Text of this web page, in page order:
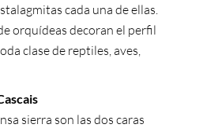
cada una de ellas.
orquídeas decoran el perfil
clase de reptiles, aves,
sierra son las dos caras